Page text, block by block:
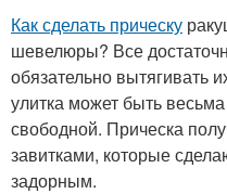
Как сделать прическу
шевелюры? Все
обязательно вытягивать
улитка может быть
свободной. Прическа
завитками, которые
задорным.